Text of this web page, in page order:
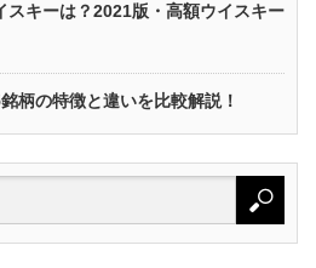
スキーは？2021版・高額ウイスキー
柄の特徴と違いを比較解説！